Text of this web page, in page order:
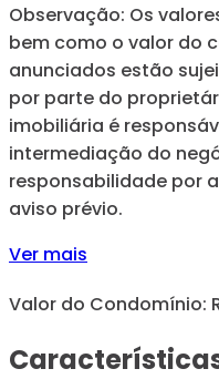
Observação: Os
bem como o valor do
anunciados estão
por parte do
imobiliária é
intermediação do
responsabilidade por
aviso prévio.
Ver mais
Valor do Condomínio: